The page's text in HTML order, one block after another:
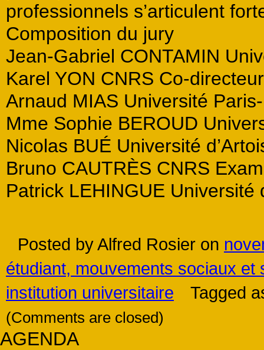
professionnels s’articulent
Composition du jury
Jean-Gabriel CONTAMIN
Karel YON CNRS Co-
Arnaud MIAS Université
Mme Sophie BEROUD
Nicolas BUÉ Université
Bruno CAUTRÈS CNRS
Patrick LEHINGUE
Posted by Alfred Rosier on
étudiant, mouvements sociaux et
institution universitaire
Tagged
(Comments are closed)
AGENDA